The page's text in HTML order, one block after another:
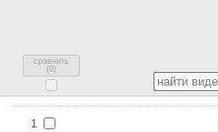
сравнить
(0)
1